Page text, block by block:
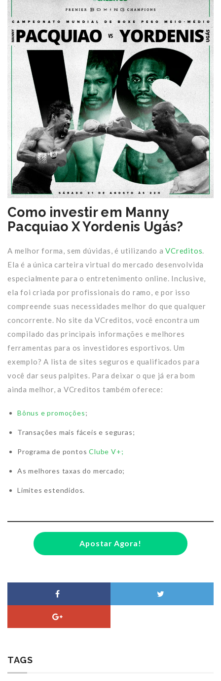
Como investir em Manny
Pacquiao X Yordenis Ugás?
A melhor forma, sem dúvidas, é utilizando aVCreditos.
Ela é a única carteira virtual do mercado desenvolvida
especialmente para o entretenimento online. Inclusive,
ela foi criada por profissionais do ramo, e por isso
compreende suas necessidades melhor do que qualquer
concorrente. No site da VCreditos, você encontra um
compilado das principais informações e melhores
ferramentas para os investidores esportivos. Um
exemplo? A lista de sites seguros e qualificados para
você dar seus palpites. Para deixar o que já era bom
ainda melhor, a VCreditos também oferece:
Bônus e promoções;
Transações mais fáceis e seguras;
Programa de pontosClube V+;
As melhores taxas do mercado;
Limites estendidos.
Apostar Agora!
TAGS